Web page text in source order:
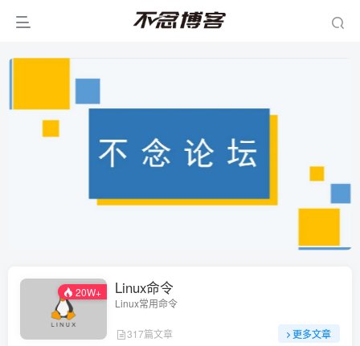
20W+ Linux命令
Linux常用命令
317篇文章 更多文章